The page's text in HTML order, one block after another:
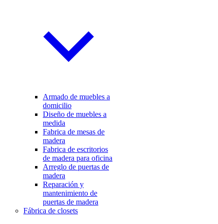
Armado de muebles a
domicilio
Diseño de muebles a
medida
Fabrica de mesas de
madera
Fabrica de escritorios
de madera para oficina
Arreglo de puertas de
madera
Reparación y
mantenimiento de
puertas de madera
Fábrica de closets